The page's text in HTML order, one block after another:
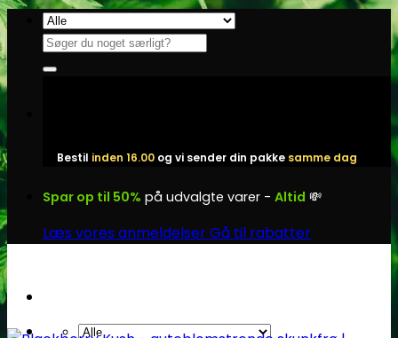
Fortsæt
indhold
Søg
efter:
Bestil inden 16.00 og vi sender din pakke samme dag
Spar op til 50% på udvalgte varer - Altid 💸
Læs vores anmeldelserGå til rabatter